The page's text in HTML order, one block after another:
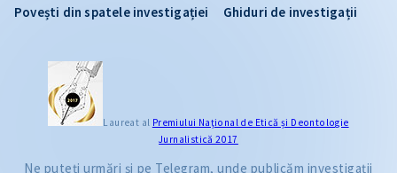
Povești din spatele investigației
Ghiduri de investigații
Laureat al Premiului Naţional de Etică și Deontologie
Jurnalistică 2017
Ne puteți urmări și pe Telegram, unde publicăm investigații